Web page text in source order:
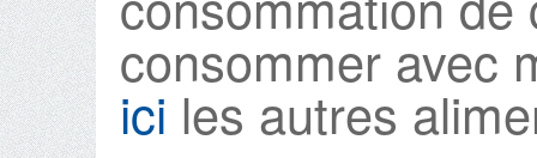
consommer avec
ici les autres